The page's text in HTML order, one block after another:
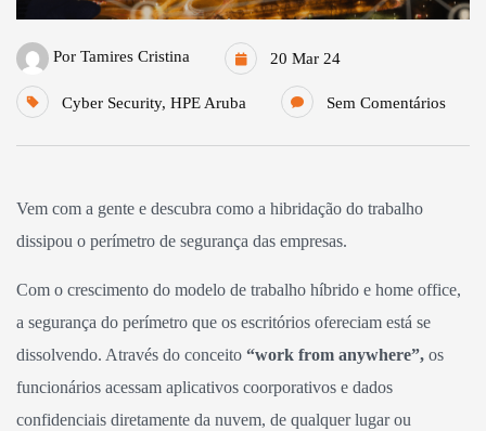
Por Tamires Cristina 20 Mar 24
Cyber Security, HPE Aruba Sem Comentários
Vem com a gente e descubra como a hibridação do trabalho
dissipou o perímetro de segurança das empresas.
Com o crescimento do modelo de trabalho híbrido e home office,
a segurança do perímetro que os escritórios ofereciam está se
dissolvendo. Através do conceito “work from anywhere”, os
funcionários acessam aplicativos coorporativos e dados
confidenciais diretamente da nuvem, de qualquer lugar ou